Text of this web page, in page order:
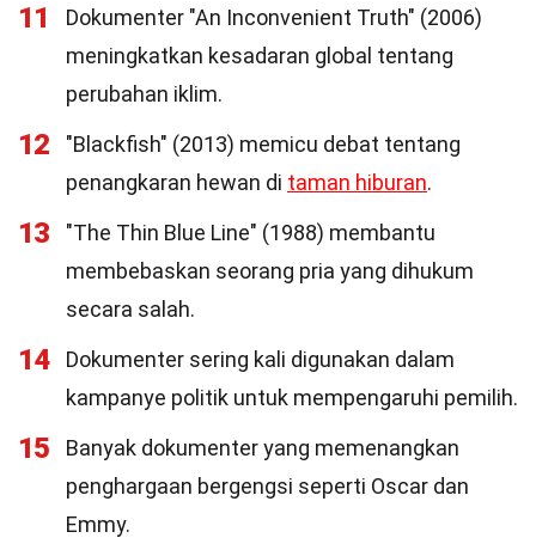
11
Dokumenter "An Inconvenient Truth" (2006)
meningkatkan kesadaran global tentang
perubahan iklim.
12
"Blackfish" (2013) memicu debat tentang
penangkaran hewan di taman hiburan.
13
"The Thin Blue Line" (1988) membantu
membebaskan seorang pria yang dihukum
secara salah.
14
Dokumenter sering kali digunakan dalam
kampanye politik untuk mempengaruhi pemilih.
15
Banyak dokumenter yang memenangkan
penghargaan bergengsi seperti Oscar dan
Emmy.